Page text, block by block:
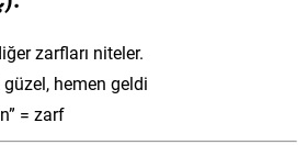
zarfları niteler.
güzel, hemen geldi
= zarf